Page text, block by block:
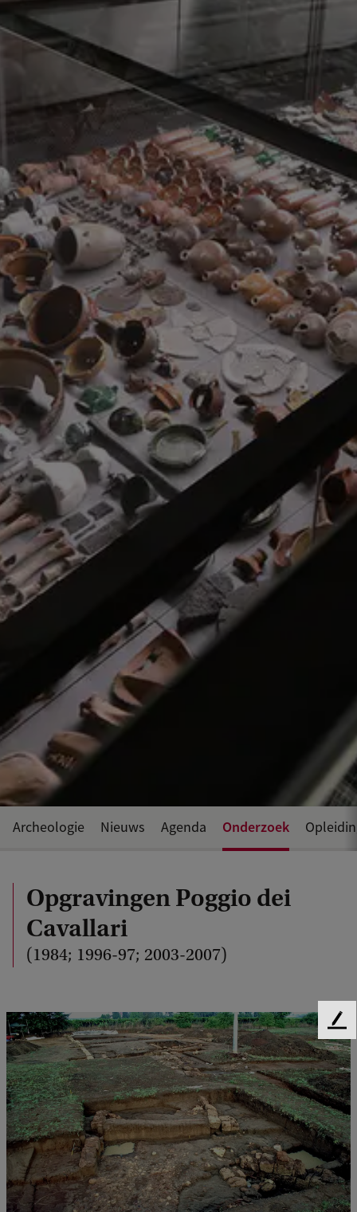
Opgravingen Poggio dei
Cavallari
(1984; 1996-97; 2003-2007)
Archeologie Nieuws Agenda Onderzoek
F
e
e
d
b
a
c
k